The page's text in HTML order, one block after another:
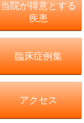
当院が得意とする
疾患
臨床症例集
アクセス